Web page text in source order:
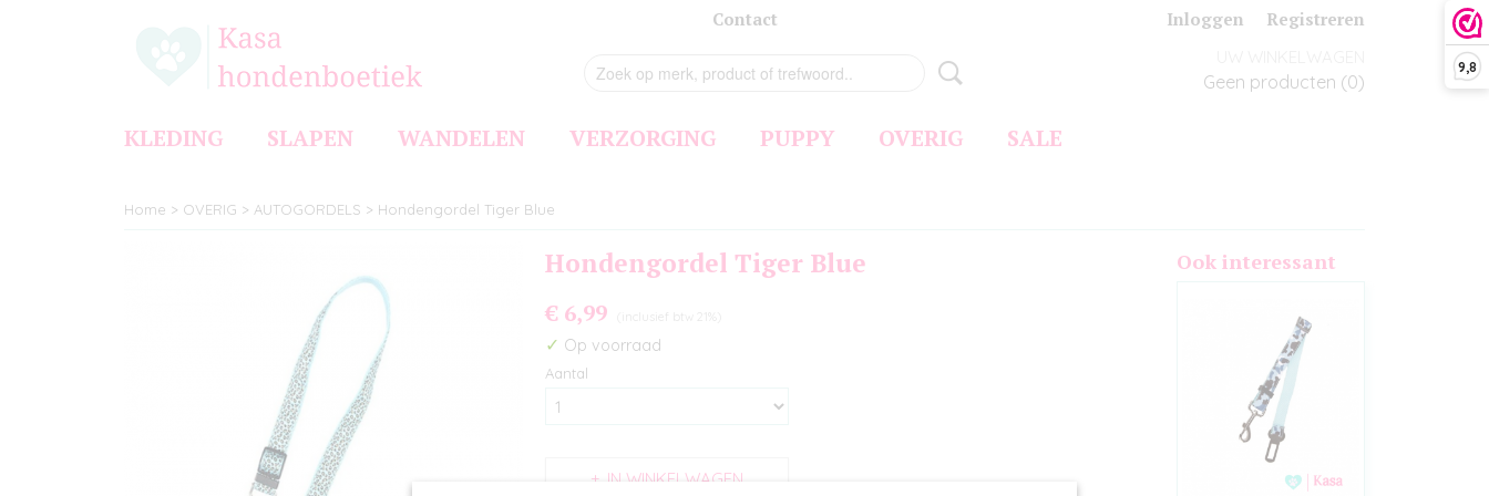
9,8
Contact Inloggen Registreren
Geen producten (0)
KLEDING SLAPEN WANDELEN VERZORGING PUPPY OVERIG SALE
Home > OVERIG > AUTOGORDELS > Hondengordel Tiger Blue
Hondengordel Tiger Blue
€ 6,99 (inclusief btw 21%)
✓ Op voorraad
Aantal
IN WINKELWAGEN
Ook interessant